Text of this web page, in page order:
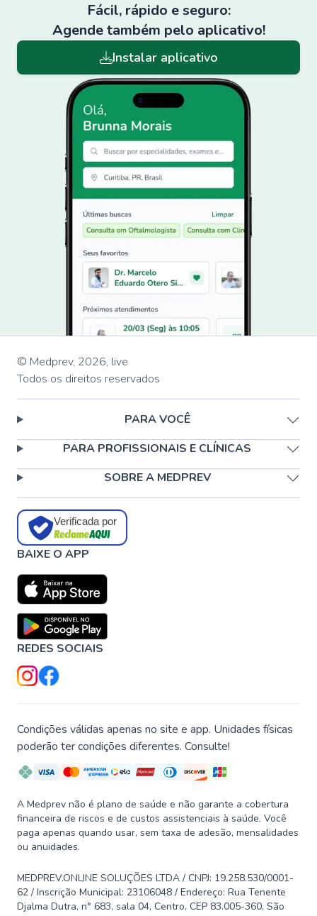
Fácil, rápido e seguro:
Agende também pelo aplicativo!
Instalar aplicativo
© Medprev, 2026, live
Todos os direitos reservados
PARA VOCÊ
PARA PROFISSIONAIS E CLÍNICAS
SOBRE A MEDPREV
Verificada por
BAIXE O APP
REDES SOCIAIS
Condições válidas apenas no site e app. Unidades físicas
poderão ter condições diferentes. Consulte!
A Medprev não é plano de saúde e não garante a cobertura
financeira de riscos e de custos assistenciais à saúde. Você
paga apenas quando usar, sem taxa de adesão, mensalidades
ou anuidades.
MEDPREV.ONLINE SOLUÇÕES LTDA / CNPJ: 19.258.530/0001-
62 / Inscrição Municipal: 23106048 / Endereço: Rua Tenente
Djalma Dutra, n° 683, sala 04, Centro, CEP 83.005-360, São